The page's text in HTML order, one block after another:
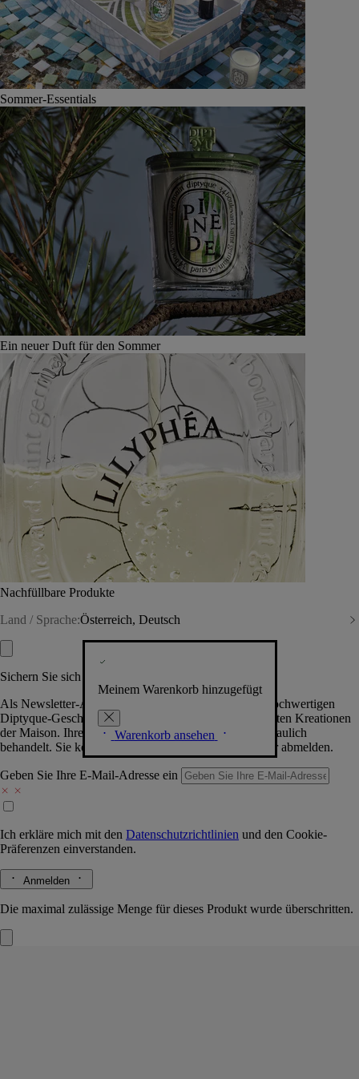
Sommer-Essentials
Ein neuer Duft für den Sommer
Nachfüllbare Produkte
Land / Sprache:Österreich, Deutsch
Meinem Warenkorb hinzugefügt
Warenkorb ansehen
Sichern Sie sich exklusive Vorteile
Als Newsletter-Abonnent.in erhalten Sie Zugang zu hochwertigen
Diptyque-Geschenken, Events & News über die neuesten Kreationen
der Maison. Ihre Daten werden selbstverständlich vertraulich
behandelt. Sie können sich jederzeit problemlos wieder abmelden.
Geben Sie Ihre E-Mail-Adresse ein
Ich erkläre mich mit den Datenschutzrichtlinien und den Cookie-
Präferenzen einverstanden.
Anmelden
Die maximal zulässige Menge für dieses Produkt wurde überschritten.